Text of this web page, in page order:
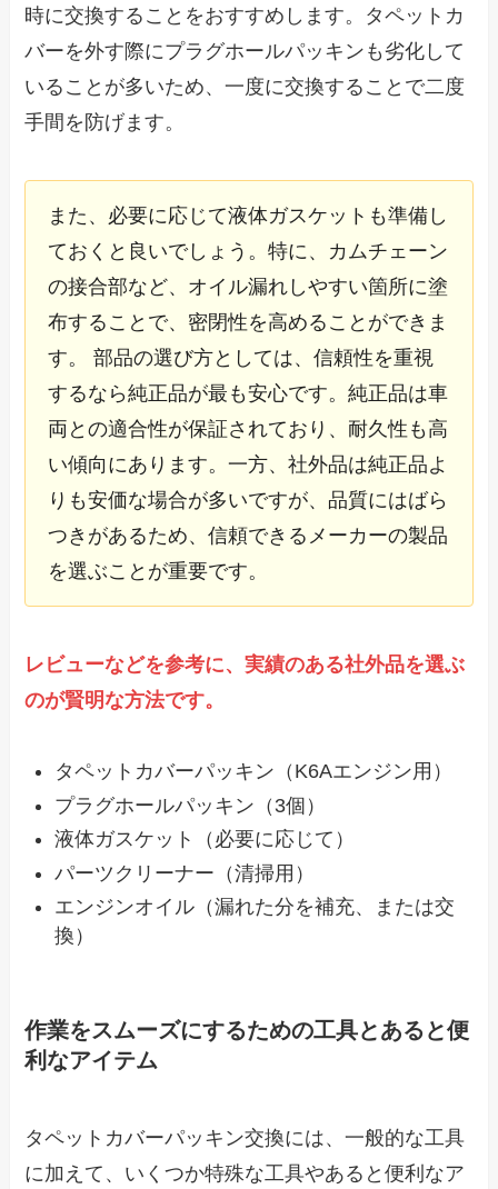
時に交換することをおすすめします。タペットカ
バーを外す際にプラグホールパッキンも劣化して
いることが多いため、一度に交換することで二度
手間を防げます。
また、必要に応じて液体ガスケットも準備し
ておくと良いでしょう。特に、カムチェーン
の接合部など、オイル漏れしやすい箇所に塗
布することで、密閉性を高めることができま
す。 部品の選び方としては、信頼性を重視
するなら純正品が最も安心です。純正品は車
両との適合性が保証されており、耐久性も高
い傾向にあります。一方、社外品は純正品よ
りも安価な場合が多いですが、品質にはばら
つきがあるため、信頼できるメーカーの製品
を選ぶことが重要です。
レビューなどを参考に、実績のある社外品を選ぶ
のが賢明な方法です。
タペットカバーパッキン（K6Aエンジン用）
プラグホールパッキン（3個）
液体ガスケット（必要に応じて）
パーツクリーナー（清掃用）
エンジンオイル（漏れた分を補充、または交
換）
作業をスムーズにするための工具とあると便
利なアイテム
タペットカバーパッキン交換には、一般的な工具
に加えて、いくつか特殊な工具やあると便利なア